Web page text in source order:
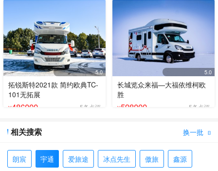
5.0
拓锐斯特2021款 简约欧典TC-
101无拓展
¥486000 5条点评
5.0
长城览众来福—大福依维柯欧
胜
¥598000 5条点评
换一批 
相关搜索
朗宸 宇通 爱旅途 冰点先生 傲旅 鑫源